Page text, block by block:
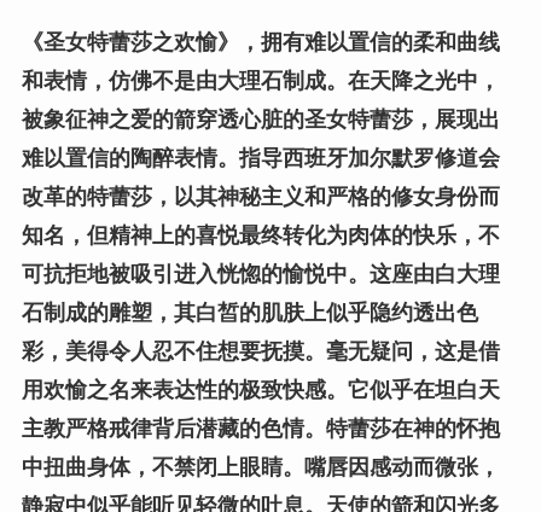
《圣女特蕾莎之欢愉》，拥有难以置信的柔和曲线
和表情，仿佛不是由大理石制成。在天降之光中，
被象征神之爱的箭穿透心脏的圣女特蕾莎，展现出
难以置信的陶醉表情。指导西班牙加尔默罗修道会
改革的特蕾莎，以其神秘主义和严格的修女身份而
知名，但精神上的喜悦最终转化为肉体的快乐，不
可抗拒地被吸引进入恍惚的愉悦中。这座由白大理
石制成的雕塑，其白皙的肌肤上似乎隐约透出色
彩，美得令人忍不住想要抚摸。毫无疑问，这是借
用欢愉之名来表达性的极致快感。它似乎在坦白天
主教严格戒律背后潜藏的色情。特蕾莎在神的怀抱
中扭曲身体，不禁闭上眼睛。嘴唇因感动而微张，
静寂中似乎能听见轻微的吐息。天使的箭和闪光多